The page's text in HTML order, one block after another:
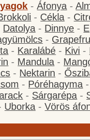
-Áfonya -
- Cékla -
Datolya - Dinnye -
-
- Karalábé - Kivi -
- Mandula -
- Nektarin -
- Póréhagyma
- Sárgarépa -
Uborka -Vörös